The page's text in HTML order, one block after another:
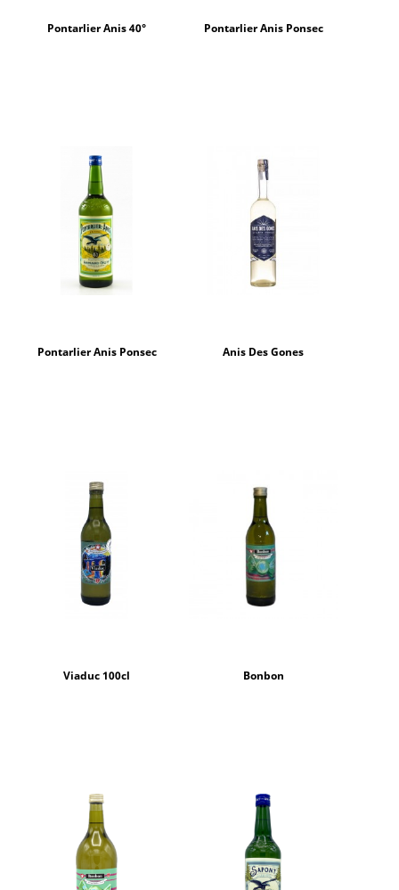
Pontarlier Anis 40° Pontarlier Anis Ponsec
Pontarlier Anis Ponsec Anis Des Gones
Viaduc 100cl Bonbon